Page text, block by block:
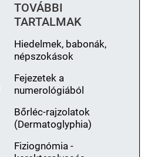
TOVÁBBI
TARTALMAK
Hiedelmek, babonák,
népszokások
Fejezetek a
numerológiából
Bőrléc-rajzolatok
(Dermatoglyphia)
Fiziognómia -